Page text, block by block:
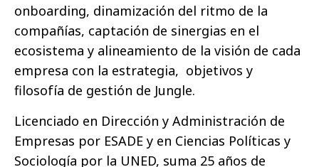
onboarding, dinamización del ritmo de la
compañías, captación de sinergias en el
ecosistema y alineamiento de la visión de cada
empresa con la estrategia, objetivos y
filosofía de gestión de Jungle.
Licenciado en Dirección y Administración de
Empresas por ESADE y en Ciencias Políticas y
Sociología por la UNED, suma 25 años de